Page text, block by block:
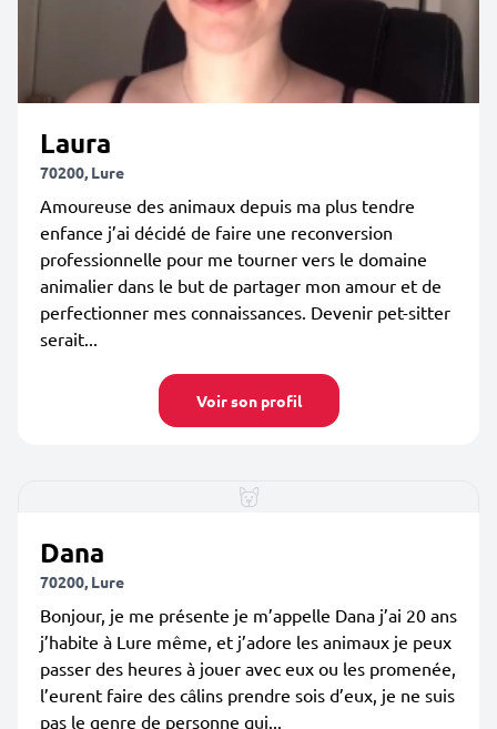
Laura
70200, Lure
Amoureuse des animaux depuis ma plus tendre
enfance j’ai décidé de faire une reconversion
professionnelle pour me tourner vers le domaine
animalier dans le but de partager mon amour et de
perfectionner mes connaissances. Devenir pet-sitter
serait...
Voir son profil
Dana
70200, Lure
Bonjour, je me présente je m’appelle Dana j’ai 20 ans
j’habite à Lure même, et j’adore les animaux je peux
passer des heures à jouer avec eux ou les promenée,
l’eurent faire des câlins prendre sois d’eux, je ne suis
pas le genre de personne qui...